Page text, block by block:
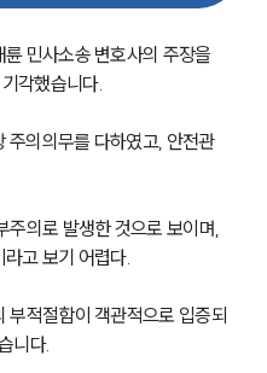
민사소송 변호사의 주장을
각했습니다.
주의의무를 다하였고, 안전관
의로 발생한 것으로 보이며,
고 보기 어렵다.
부적절함이 객관적으로 입증되
니다.